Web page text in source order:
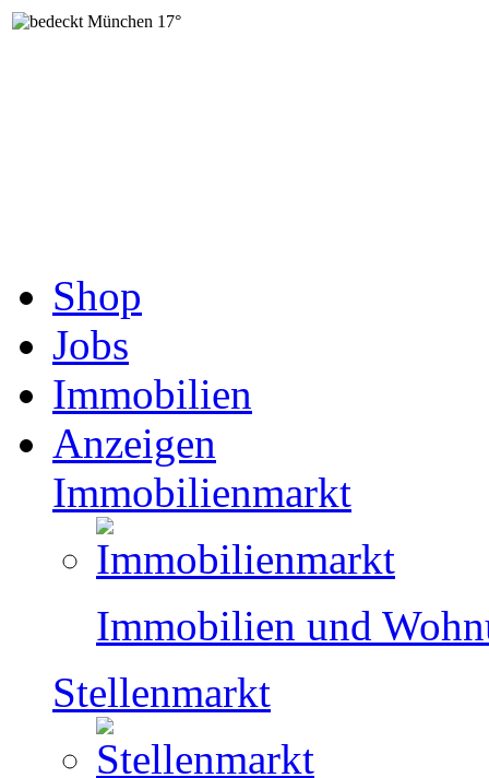
München 17°
Shop
Jobs
Immobilien
Anzeigen
Immobilienmarkt
Immobilien und
Stellenmarkt